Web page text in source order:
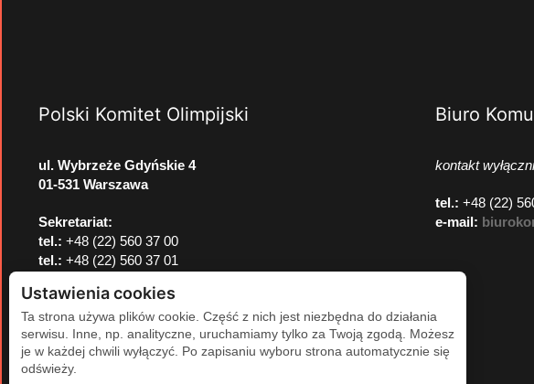
Polski Komitet Olimpijski
ul. Wybrzeże Gdyńskie 4
01-531 Warszawa
Sekretariat:
tel.: +48 (22) 560 37 00
tel.: +48 (22) 560 37 01
Biuro
kontakt
tel.: +48 (22)
e-mail:
Ustawienia cookies
Ta strona używa plików cookie. Część z nich jest niezbędna do działania
serwisu. Inne, np. analityczne, uruchamiamy tylko za Twoją zgodą. Możesz
je w każdej chwili wyłączyć. Po zapisaniu wyboru strona automatycznie się
odświeży.